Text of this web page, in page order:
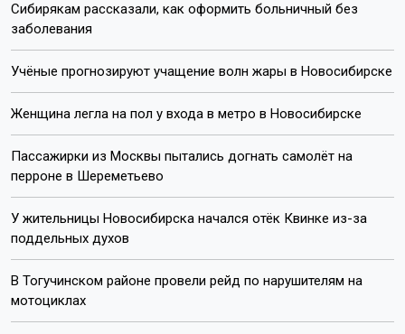
Сибирякам рассказали, как оформить больничный без
заболевания
Учёные прогнозируют учащение волн жары в Новосибирске
Женщина легла на пол у входа в метро в Новосибирске
Пассажирки из Москвы пытались догнать самолёт на
перроне в Шереметьево
У жительницы Новосибирска начался отёк Квинке из-за
поддельных духов
В Тогучинском районе провели рейд по нарушителям на
мотоциклах